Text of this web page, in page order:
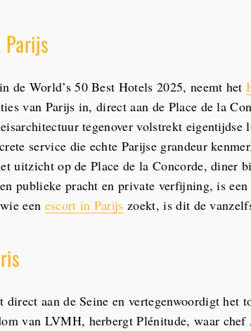
de World’s 50 Best Hotels 2025, neemt het
van Parijs in, direct aan de Place de la
tegenover volstrekt eigentijdse
service die echte Parijse grandeur
uitzicht op de Place de la Concorde, diner
publieke pracht en private verfijning, is
een escort in Parijs zoekt, is dit de
direct aan de Seine en vertegenwoordigt het
van LVMH, herbergt Plénitude, waar